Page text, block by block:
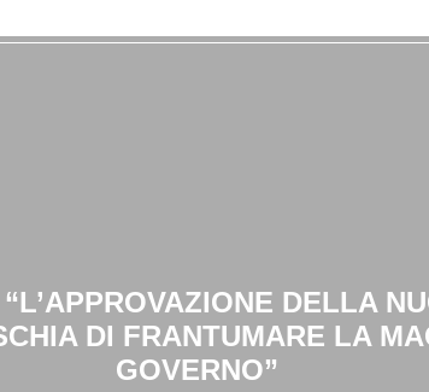
DELLA
DI FRANTUMARE LA
GOVERNO”